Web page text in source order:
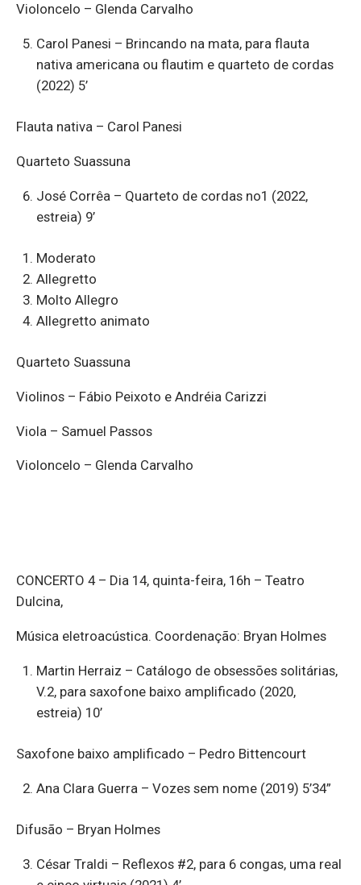
Violoncelo – Glenda Carvalho
Carol Panesi – Brincando na mata, para flauta
nativa americana ou flautim e quarteto de cordas
(2022) 5’
Flauta nativa – Carol Panesi
Quarteto Suassuna
José Corrêa – Quarteto de cordas no1 (2022,
estreia) 9’
Moderato
Allegretto
Molto Allegro
Allegretto animato
Quarteto Suassuna
Violinos – Fábio Peixoto e Andréia Carizzi
Viola – Samuel Passos
Violoncelo – Glenda Carvalho
CONCERTO 4 – Dia 14, quinta-feira, 16h – Teatro
Dulcina,
Música eletroacústica. Coordenação: Bryan Holmes
Martin Herraiz – Catálogo de obsessões solitárias,
V.2, para saxofone baixo amplificado (2020,
estreia) 10’
Saxofone baixo amplificado – Pedro Bittencourt
Ana Clara Guerra – Vozes sem nome (2019) 5’34”
Difusão – Bryan Holmes
César Traldi – Reflexos #2, para 6 congas, uma real